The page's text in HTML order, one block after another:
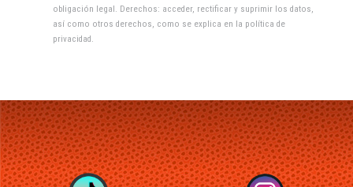
obligación legal. Derechos: acceder, rectificar y suprimir los datos,
así como otros derechos, como se explica en la política de
privacidad.